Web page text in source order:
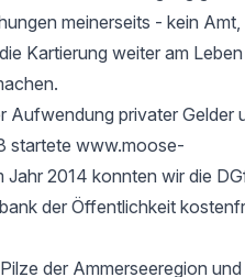
meinerseits - kein Amt,
Kartierung weiter am
Aufwendung privater Gelder
startete www.moose-
2014 konnten wir die
der Öffentlichkeit
der Ammerseeregion und